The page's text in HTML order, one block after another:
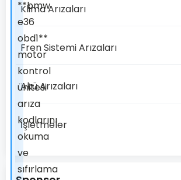
**bmw
e36
obd1**
motor
kontrol
ünitesi
arıza
kodlarını
okuma
ve
sıfırlama
Klima Arızaları
Fren Sistemi Arızaları
Akü Arızaları
İşletmeler